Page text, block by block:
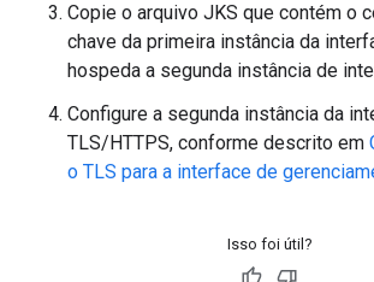
Copie o arquivo JKS que contém o
chave da primeira instância da
hospeda a segunda instância de
Configure a segunda instância da
TLS/HTTPS, conforme descrito em
o TLS para a interface de
Isso foi útil?